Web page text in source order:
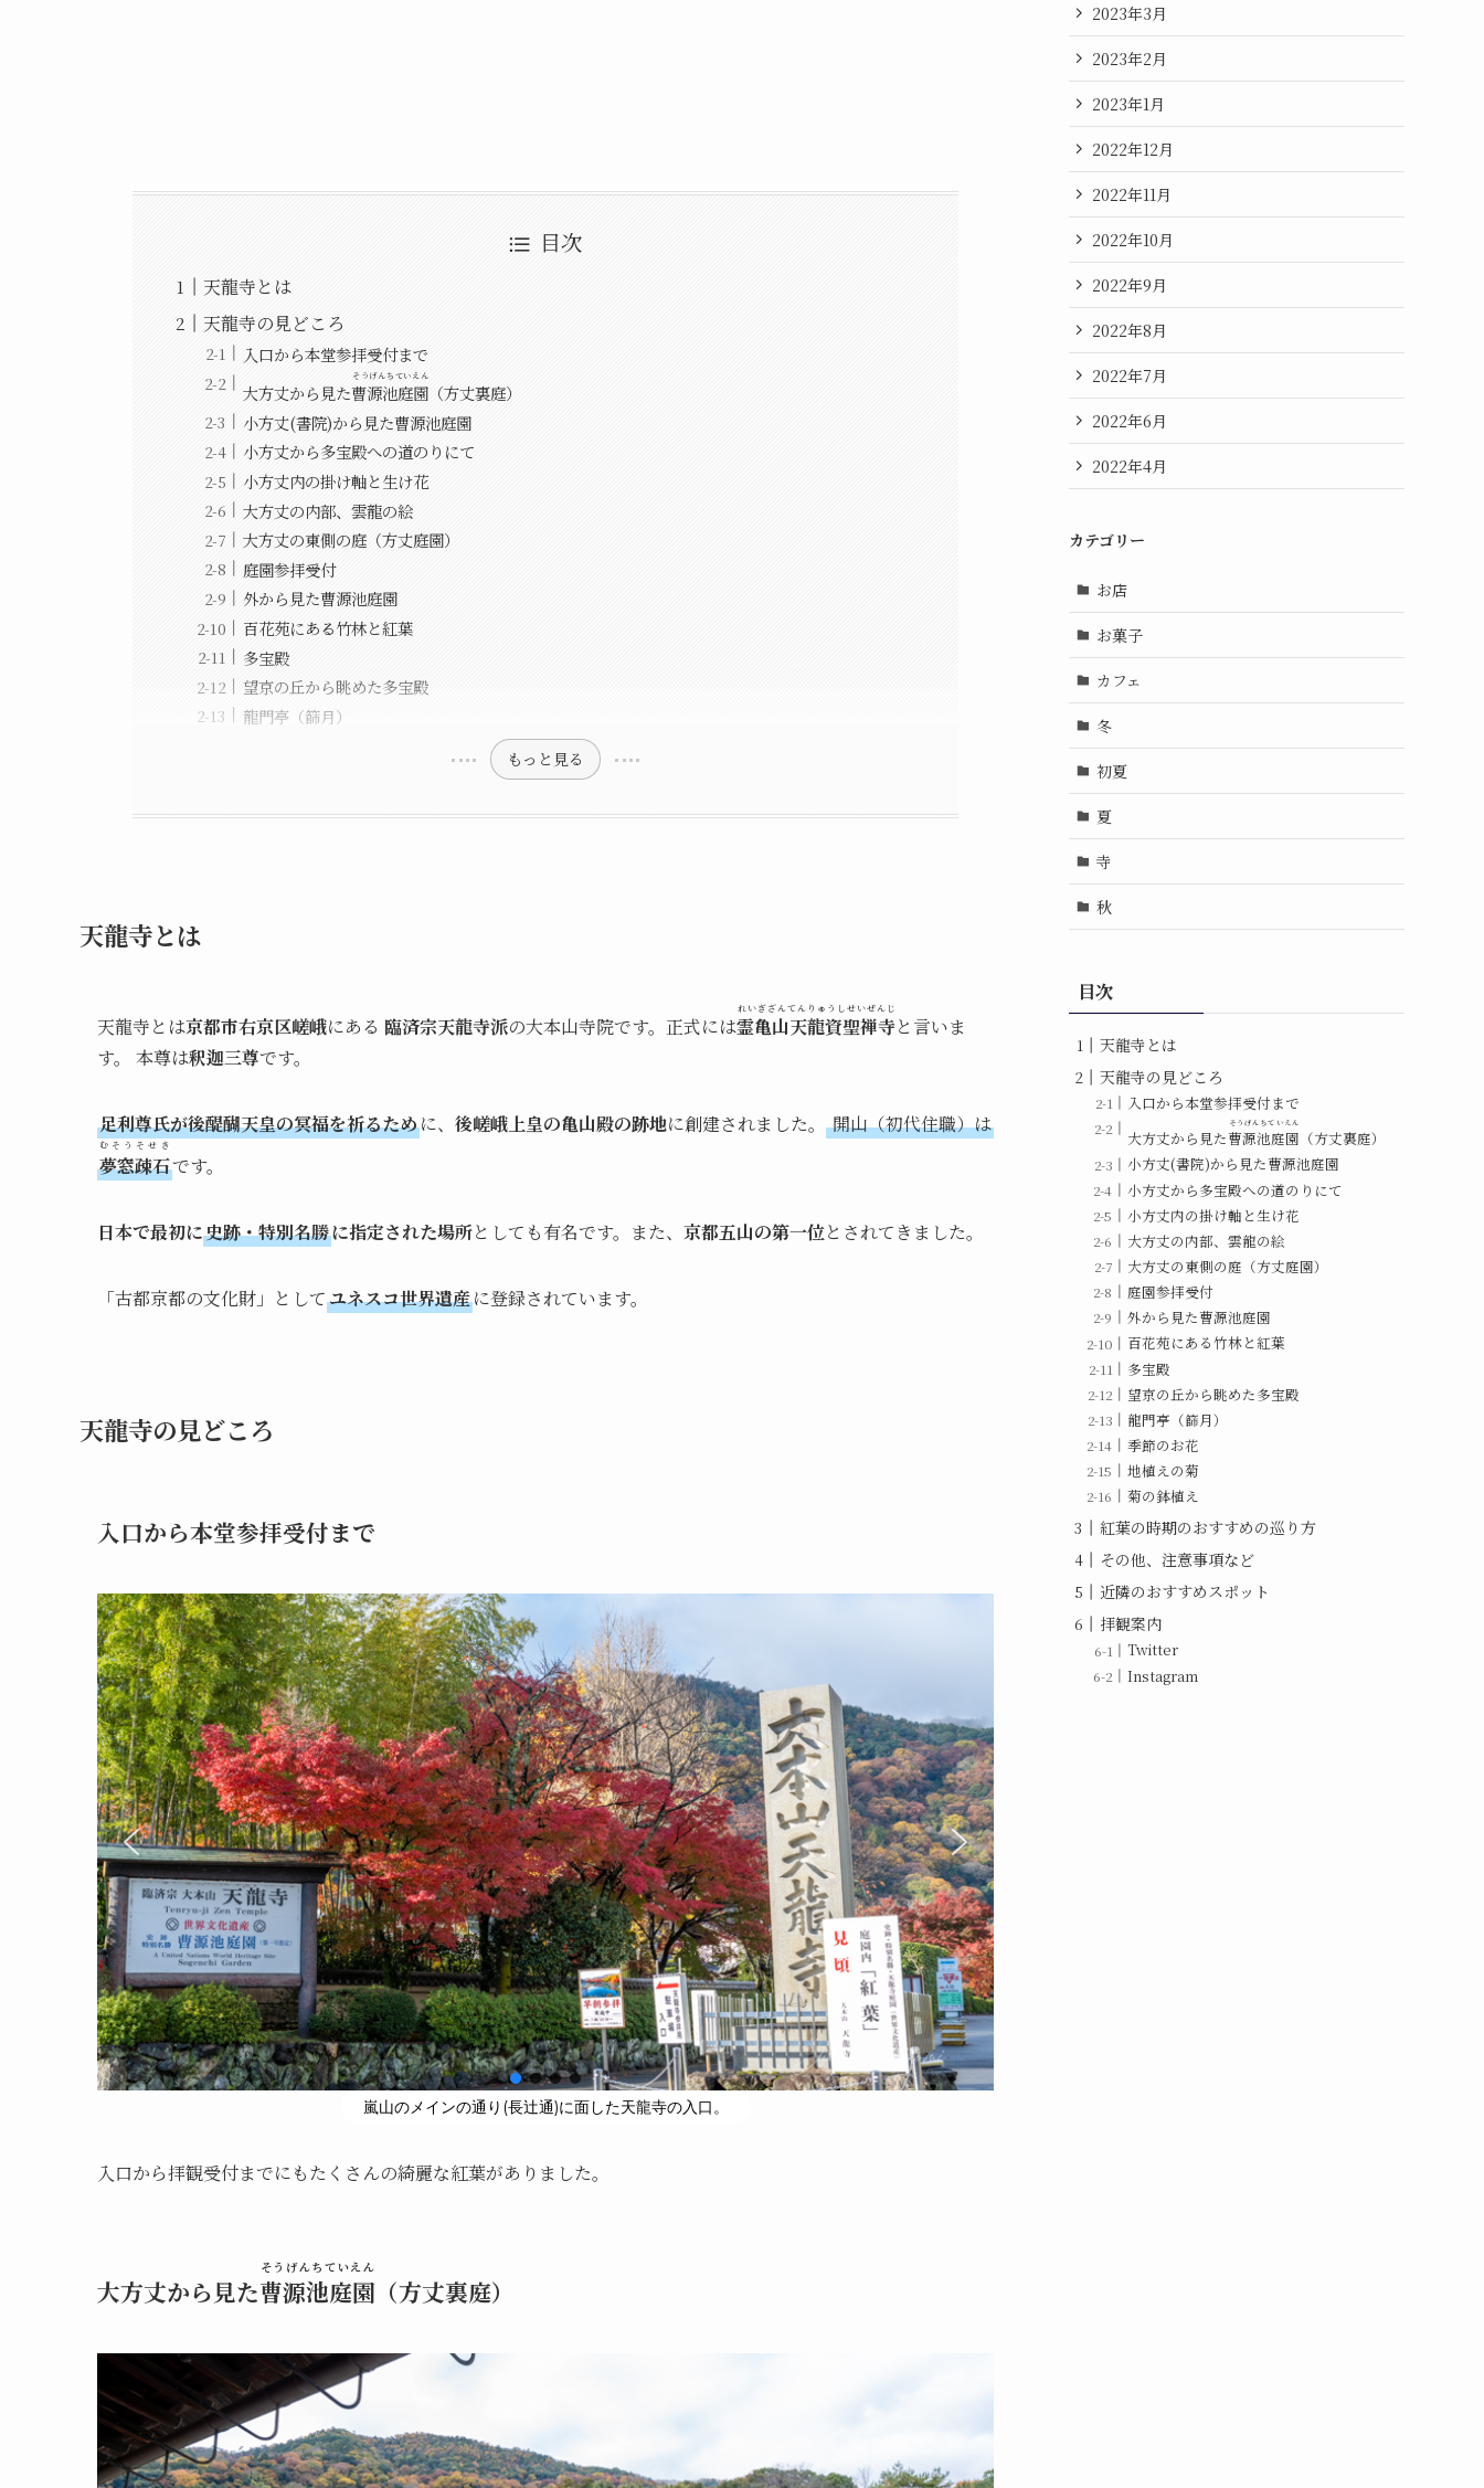
目次
天龍寺とは
天龍寺の見どころ
入口から本堂参拝受付まで
大方丈から見た曹源池庭園
そうげんちていえん
（方丈裏庭）
小方丈(書院)から見た曹源池庭園
小方丈から多宝殿への道のりにて
小方丈内の掛け軸と生け花
大方丈の内部、雲龍の絵
大方丈の東側の庭（方丈庭園）
庭園参拝受付
外から見た曹源池庭園
百花苑にある竹林と紅葉
多宝殿
望京の丘から眺めた多宝殿
龍門亭（篩月）
もっと見る
天龍寺とは
天龍寺とは京都市右京区嵯峨にある 臨済宗天龍寺派の大本山寺院です。正式には霊亀山天龍資聖禅寺
れいぎざんてんりゅうしせいぜんじ
と言いま
す。 本尊は釈迦三尊です。
足利尊氏が後醍醐天皇の冥福を祈るために、 後嵯峨上皇の亀山殿の跡地に創建されました。 開山（初代住職）は
夢窓疎石
むそうそせき
です。
日本で最初に史跡・特別名勝に指定された場所としても有名です。また、 京都五山の第一位とされてきました。
「古都京都の文化財」としてユネスコ世界遺産に登録されています。
天龍寺の見どころ
入口から本堂参拝受付まで
嵐山のメインの通り(長辻通)に面した天龍寺の入口。
入口から拝観受付までにもたくさんの綺麗な紅葉がありました。
大方丈から見た曹源池庭園
そうげんちていえん
（方丈裏庭）
2023年3月
2023年2月
2023年1月
2022年12月
2022年11月
2022年10月
2022年9月
2022年8月
2022年7月
2022年6月
2022年4月
カテゴリー
お店
お菓子
カフェ
冬
初夏
夏
寺
秋
目次
天龍寺とは
天龍寺の見どころ
入口から本堂参拝受付まで
大方丈から見た曹源池庭園
そうげんちていえん
（方丈裏庭）
小方丈(書院)から見た曹源池庭園
小方丈から多宝殿への道のりにて
小方丈内の掛け軸と生け花
大方丈の内部、雲龍の絵
大方丈の東側の庭（方丈庭園）
庭園参拝受付
外から見た曹源池庭園
百花苑にある竹林と紅葉
多宝殿
望京の丘から眺めた多宝殿
龍門亭（篩月）
季節のお花
地植えの菊
菊の鉢植え
紅葉の時期のおすすめの巡り方
その他、注意事項など
近隣のおすすめスポット
拝観案内
Twitter
Instagram